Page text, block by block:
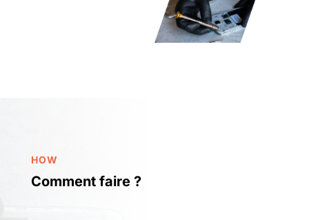
HOW
Comment faire ?